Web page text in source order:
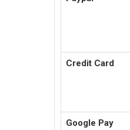
Credit Card
Google Pay